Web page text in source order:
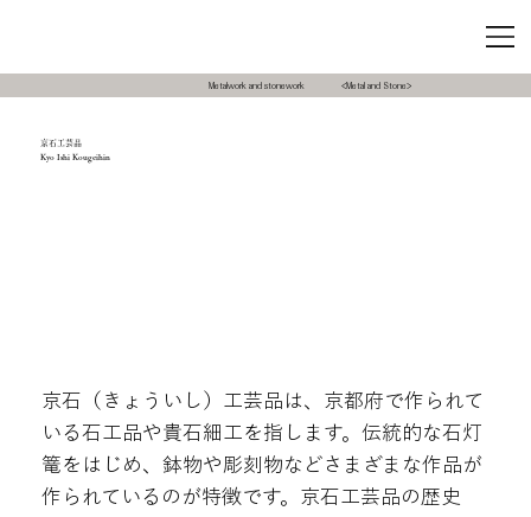
Metalwork and stonework <Metal and Stone>
京石工芸品
Kyo Ishi Kougeihin
京石（きょういし）工芸品は、京都府で作られて
いる石工品や貴石細工を指します。伝統的な石灯
篭をはじめ、鉢物や彫刻物などさまざまな作品が
作られているのが特徴です。京石工芸品の歴史